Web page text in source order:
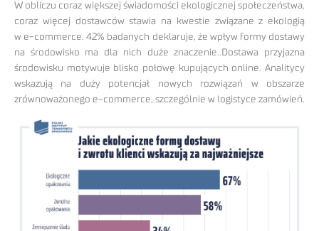
W obliczu coraz większej świadomości ekologicznej społeczeństwa,
coraz więcej dostawców stawia na kwestie związane z ekologią
w e-commerce. 42% badanych deklaruje, że wpływ formy dostawy
na środowisko ma dla nich duże znaczenie..Dostawa przyjazna
środowisku motywuje blisko połowę kupujących online. Analitycy
wskazują na duży potencjał nowych rozwiązań w obszarze
zrównoważonego e-commerce, szczególnie w logistyce zamówień.